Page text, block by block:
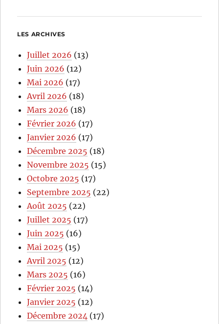
LES ARCHIVES
Juillet 2026 (13)
Juin 2026 (12)
Mai 2026 (17)
Avril 2026 (18)
Mars 2026 (18)
Février 2026 (17)
Janvier 2026 (17)
Décembre 2025 (18)
Novembre 2025 (15)
Octobre 2025 (17)
Septembre 2025 (22)
Août 2025 (22)
Juillet 2025 (17)
Juin 2025 (16)
Mai 2025 (15)
Avril 2025 (12)
Mars 2025 (16)
Février 2025 (14)
Janvier 2025 (12)
Décembre 2024 (17)